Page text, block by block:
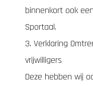
binnenkort ook
Sportaal.
3. Verklaring
vrijwilligers
Deze hebben wij